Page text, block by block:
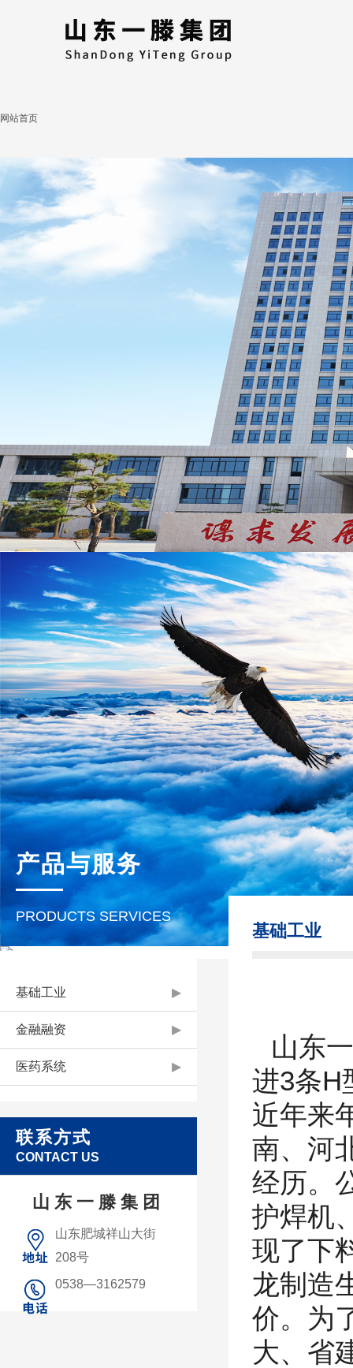
网站首页
HOME
领导致辞
企业文化
荣誉资质
劳动者风采
产品与服务
PRODUCTS
基础工业
金融融资
新闻中心
产品与服务
PRODUCTS SERVICES
基础工业 ▶
金融融资 ▶
医药系统 ▶
联系方式
CONTACT US
山东一滕集团
山东肥城祥山大街
208号
0538—3162579
基础工业
山东
进3条H
近年来
南、河
经历。
护焊机
现了下
龙制造
价。为
大、省